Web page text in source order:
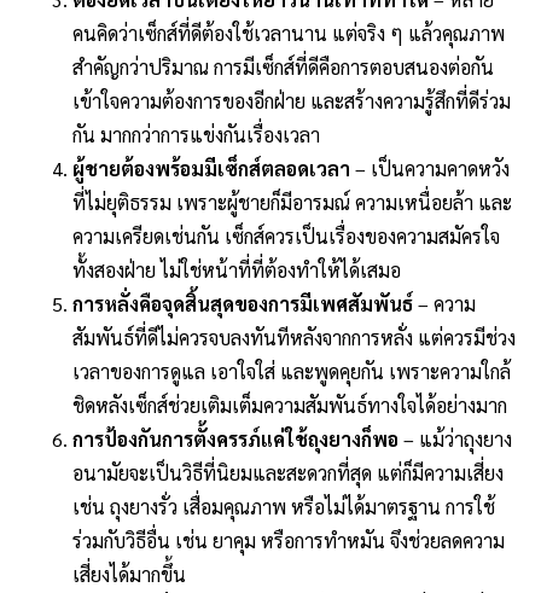
คนคิดว่าเซ็กส์ที่ดีต้องใช้เวลานาน แต่จริง ๆ แล้วคุณภาพ
สำคัญกว่าปริมาณ การมีเซ็กส์ที่ดีคือการตอบสนองต่อกัน
เข้าใจความต้องการของอีกฝ่าย และสร้างความรู้สึกที่ดีร่วม
กัน มากกว่าการแข่งกันเรื่องเวลา
ผู้ชายต้องพร้อมมีเซ็กส์ตลอดเวลา – เป็นความคาดหวัง
ที่ไม่ยุติธรรม เพราะผู้ชายก็มีอารมณ์ ความเหนื่อยล้า และ
ความเครียดเช่นกัน เซ็กส์ควรเป็นเรื่องของความสมัครใจ
ทั้งสองฝ่าย ไม่ใช่หน้าที่ที่ต้องทำให้ได้เสมอ
การหลั่งคือจุดสิ้นสุดของการมีเพศสัมพันธ์– ความ
สัมพันธ์ที่ดีไม่ควรจบลงทันทีหลังจากการหลั่ง แต่ควรมีช่วง
เวลาของการดูแล เอาใจใส่ และพูดคุยกัน เพราะความใกล้
ชิดหลังเซ็กส์ช่วยเติมเต็มความสัมพันธ์ทางใจได้อย่างมาก
การป้องกันการตั้งครรภ์แค่ใช้ถุงยางก็พอ – แม้ว่าถุงยาง
อนามัยจะเป็นวิธีที่นิยมและสะดวกที่สุด แต่ก็มีความเสี่ยง
เช่น ถุงยางรั่ว เสื่อมคุณภาพ หรือไม่ได้มาตรฐาน การใช้
ร่วมกับวิธีอื่น เช่น ยาคุม หรือการทำหมัน จึงช่วยลดความ
เสี่ยงได้มากขึ้น